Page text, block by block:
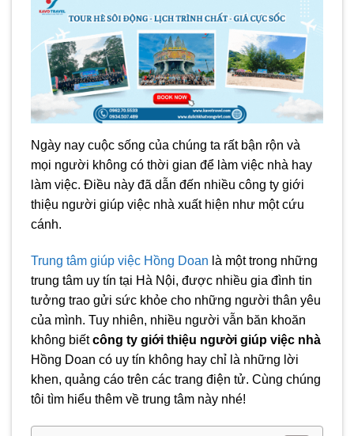
Ngày nay cuộc sống của chúng ta rất bận rộn và
mọi người không có thời gian để làm việc nhà hay
làm việc. Điều này đã dẫn đến nhiều công ty giới
thiệu người giúp việc nhà xuất hiện như một cứu
cánh.
Trung tâm giúp việc Hồng Doan là một trong những
trung tâm uy tín tại Hà Nội, được nhiều gia đình tin
tưởng trao gửi sức khỏe cho những người thân yêu
của mình. Tuy nhiên, nhiều người vẫn băn khoăn
không biếtcông ty giới thiệu người giúp việc nhà
Hồng Doan có uy tín không hay chỉ là những lời
khen, quảng cáo trên các trang điện tử. Cùng chúng
tôi tìm hiểu thêm về trung tâm này nhé!